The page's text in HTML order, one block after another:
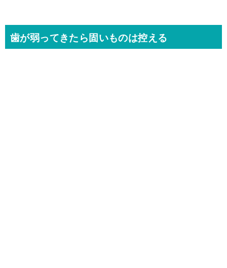
歯が弱ってきたら固いものは控える